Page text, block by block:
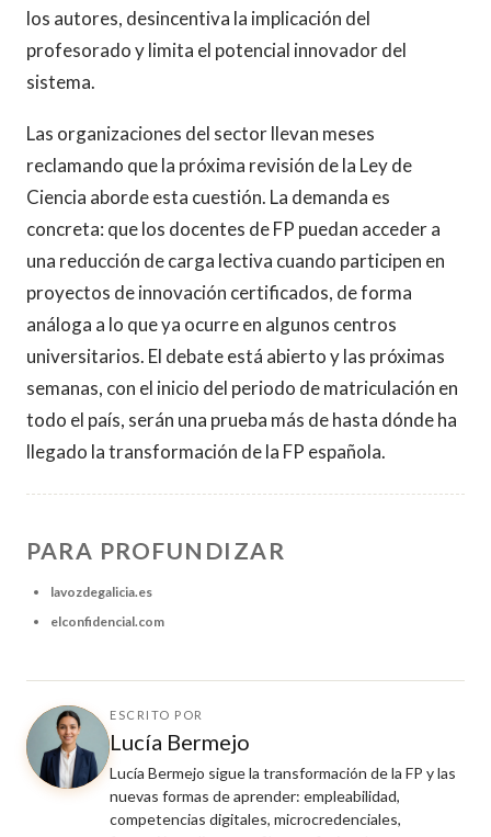
los autores, desincentiva la implicación del
profesorado y limita el potencial innovador del
sistema.
Las organizaciones del sector llevan meses
reclamando que la próxima revisión de la Ley de
Ciencia aborde esta cuestión. La demanda es
concreta: que los docentes de FP puedan acceder a
una reducción de carga lectiva cuando participen en
proyectos de innovación certificados, de forma
análoga a lo que ya ocurre en algunos centros
universitarios. El debate está abierto y las próximas
semanas, con el inicio del periodo de matriculación en
todo el país, serán una prueba más de hasta dónde ha
llegado la transformación de la FP española.
PARA PROFUNDIZAR
lavozdegalicia.es
elconfidencial.com
ESCRITO POR
Lucía Bermejo
Lucía Bermejo sigue la transformación de la FP y las
nuevas formas de aprender: empleabilidad,
competencias digitales, microcredenciales,